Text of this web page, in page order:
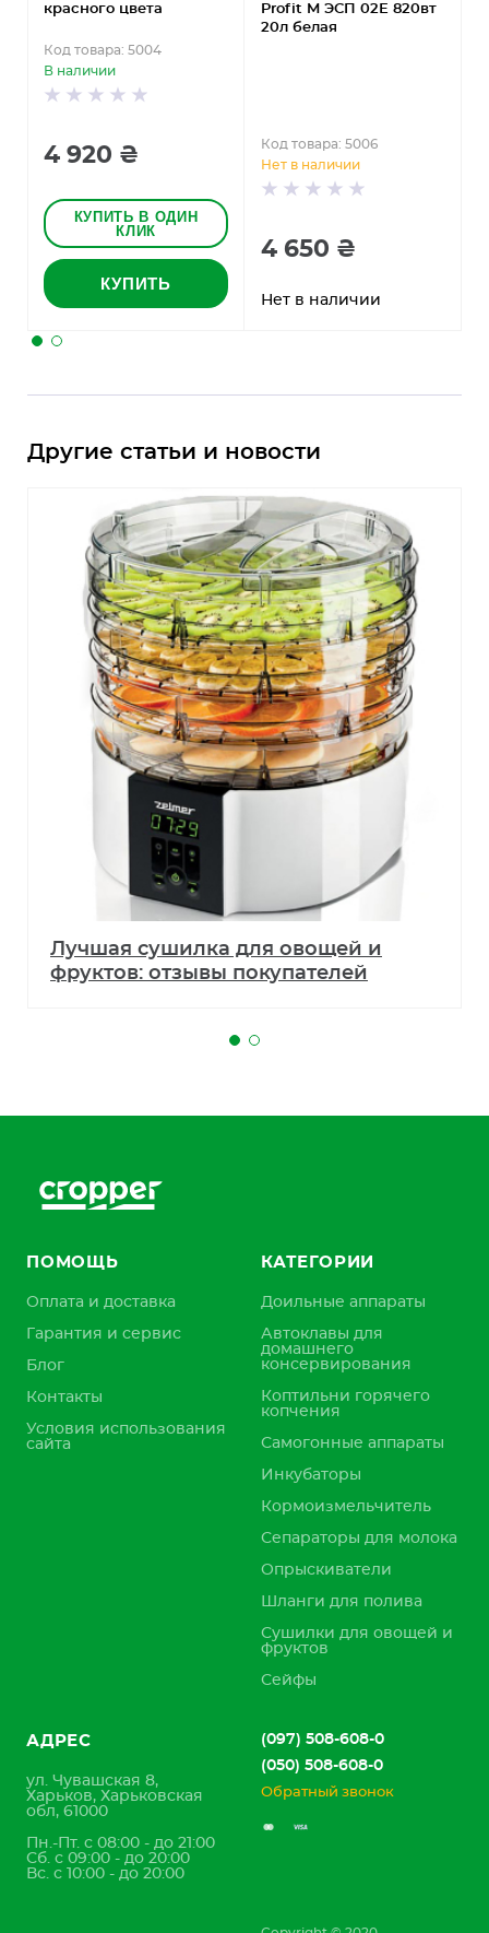
красного цвета
Код товара: 5004
В наличии
4 920 ₴
КУПИТЬ В ОДИН
КЛИК
КУПИТЬ
Profit M ЭСП 02Е 820вт
20л белая
Код товара: 5006
Нет в наличии
4 650 ₴
Нет в наличии
Другие статьи и новости
Лучшая сушилка для овощей и
фруктов: отзывы покупателей
ПОМОЩЬ
Оплата и доставка
Гарантия и сервис
Блог
Контакты
Условия использования
сайта
КАТЕГОРИИ
Доильные аппараты
Автоклавы для
домашнего
консервирования
Коптильни горячего
копчения
Самогонные аппараты
Инкубаторы
Кормоизмельчитель
Сепараторы для молока
Опрыскиватели
Шланги для полива
Сушилки для овощей и
фруктов
Сейфы
АДРЕС
ул. Чувашская 8,
Харьков, Харьковская
обл, 61000
Пн.-Пт. с 08:00 - до 21:00
Сб. с 09:00 - до 20:00
Вс. с 10:00 - до 20:00
(097) 508-608-0
(050) 508-608-0
Обратный звонок